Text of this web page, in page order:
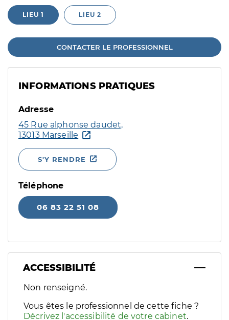
LIEU 1 LIEU 2
CONTACTER LE PROFESSIONNEL
INFORMATIONS PRATIQUES
Adresse
45 Rue alphonse daudet,
13013 Marseille
S'Y RENDRE
Téléphone
06 83 22 51 08
ACCESSIBILITÉ
Filtres
Sélectionnez un ou plusieurs handicaps/besoins
Non renseigné.
Vous êtes le professionnel de cette fiche ?
Décrivez l'accessibilité de votre cabinet.